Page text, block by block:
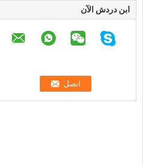
ابن دردش الآن